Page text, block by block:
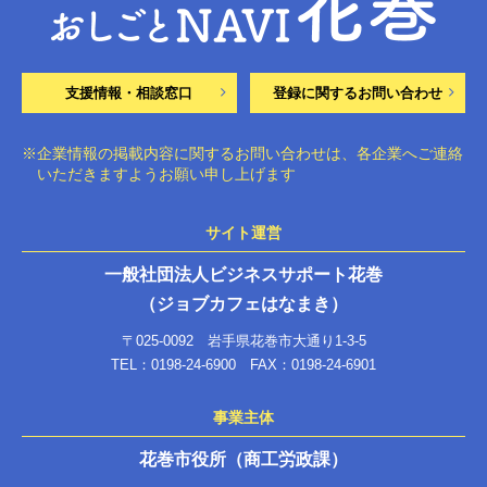
支援情報・相談窓口 登録に関するお問い合わせ
※企業情報の掲載内容に関するお問い合わせは、各企業へご連絡
いただきますようお願い申し上げます
サイト運営
一般社団法人ビジネスサポート花巻
（ジョブカフェはなまき）
〒025-0092 岩手県花巻市大通り1-3-5
TEL：0198-24-6900 FAX：0198-24-6901
事業主体
花巻市役所（商工労政課）